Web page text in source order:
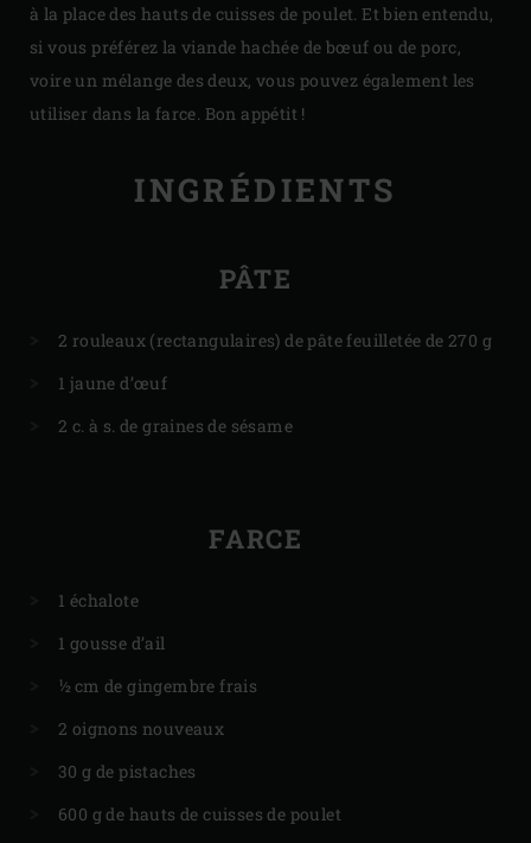
à la place des hauts de cuisses de poulet. Et bien entendu,
si vous préférez la viande hachée de bœuf ou de porc,
voire un mélange des deux, vous pouvez également les
utiliser dans la farce. Bon appétit !
INGRÉDIENTS
PÂTE
2 rouleaux (rectangulaires) de pâte feuilletée de 270 g
1 jaune d’œuf
2 c. à s. de graines de sésame
FARCE
1 échalote
1 gousse d’ail
½ cm de gingembre frais
2 oignons nouveaux
30 g de pistaches
600 g de hauts de cuisses de poulet